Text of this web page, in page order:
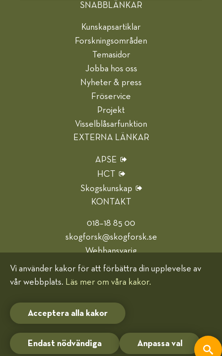
SNABBLÄNKAR
Kunskapsartiklar
Forskningsområden
Temasidor
Jobba hos oss
Nyheter & press
Fröservice
Projekt
Visselblåsarfunktion
EXTERNA LÄNKAR
APSE
HCT
Skogskunskap
KONTAKT
018–18 85 00
skogforsk@skogforsk.se
Webbansvarig
Hjälp oss bli bättre
Vi använder kakor för att förbättra din upplevelse av
vår webbplats. Läs mer om våra kakor.
Acceptera alla kakor
Endast nödvändiga Anpassa val